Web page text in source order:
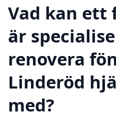
Vad kan ett
är
renovera
Linderöd
med?